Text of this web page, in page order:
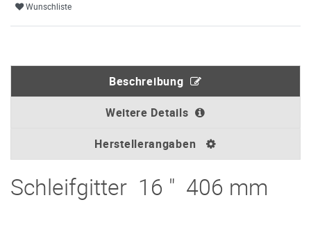
Wunschliste
Beschreibung
Weitere Details
Herstellerangaben
Schleifgitter 16 " 406 mm